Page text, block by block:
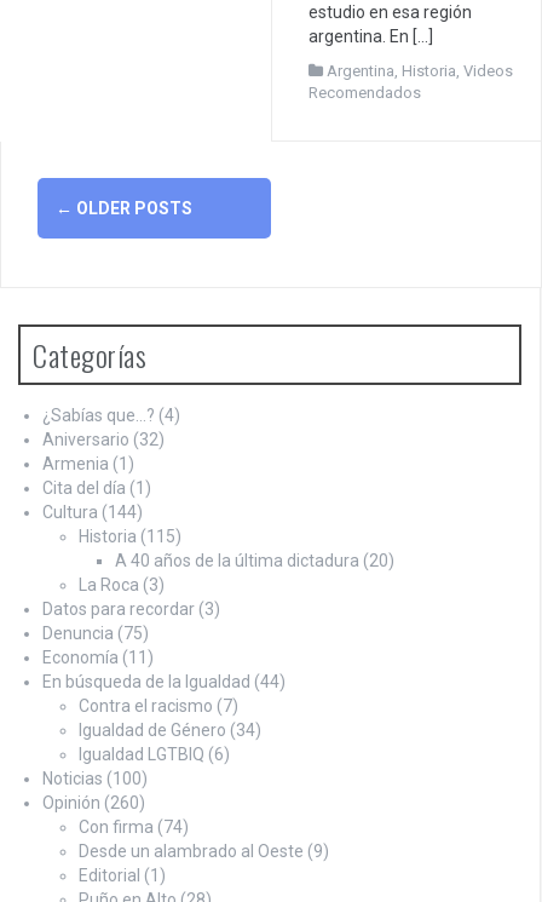
estudio en esa región
argentina. En […]
Argentina, Historia, Videos
Recomendados
Posts
navigation
← OLDER POSTS
Categorías
¿Sabías que…? (4)
Aniversario (32)
Armenia (1)
Cita del día (1)
Cultura (144)
Historia (115)
A 40 años de la última dictadura (20)
La Roca (3)
Datos para recordar (3)
Denuncia (75)
Economía (11)
En búsqueda de la Igualdad (44)
Contra el racismo (7)
Igualdad de Género (34)
Igualdad LGTBIQ (6)
Noticias (100)
Opinión (260)
Con firma (74)
Desde un alambrado al Oeste (9)
Editorial (1)